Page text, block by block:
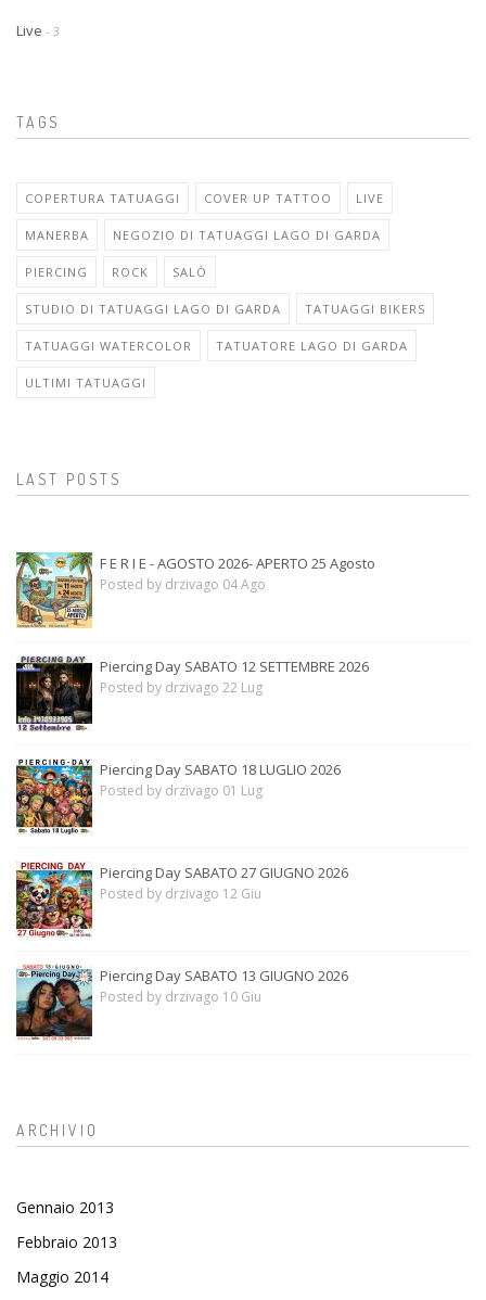
Live - 3
TAGS
COPERTURA TATUAGGI COVER UP TATTOO LIVE
MANERBA NEGOZIO DI TATUAGGI LAGO DI GARDA
PIERCING ROCK SALÒ
STUDIO DI TATUAGGI LAGO DI GARDA TATUAGGI BIKERS
TATUAGGI WATERCOLOR TATUATORE LAGO DI GARDA
ULTIMI TATUAGGI
LAST POSTS
F E R I E - AGOSTO 2026- APERTO 25 Agosto
Posted by drzivago 04 Ago
Piercing Day SABATO 12 SETTEMBRE 2026
Posted by drzivago 22 Lug
Piercing Day SABATO 18 LUGLIO 2026
Posted by drzivago 01 Lug
Piercing Day SABATO 27 GIUGNO 2026
Posted by drzivago 12 Giu
Piercing Day SABATO 13 GIUGNO 2026
Posted by drzivago 10 Giu
ARCHIVIO
Gennaio 2013
Febbraio 2013
Maggio 2014